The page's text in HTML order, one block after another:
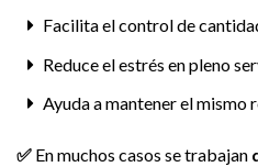
Facilita el control de
Reduce el estrés en pleno
Ayuda a mantener el mismo
✅ En muchos casos se trabajan